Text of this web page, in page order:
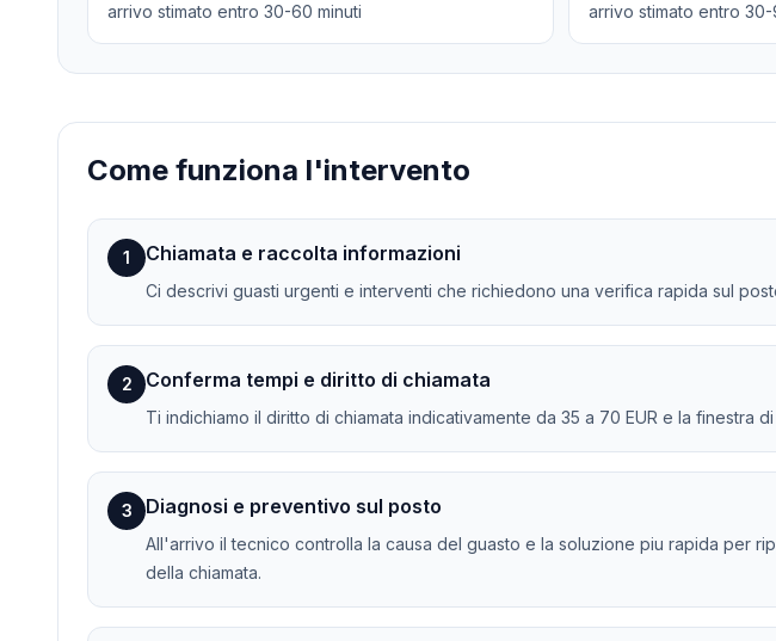
arrivo stimato entro 30-60 minuti
arrivo stimato entro 30-
Come funziona l'intervento
1 Chiamata e raccolta informazioni
Ci descrivi guasti urgenti e interventi che richiedono una verifica rapida sul
2 Conferma tempi e diritto di chiamata
Ti indichiamo il diritto di chiamata indicativamente da 35 a 70 EUR e la
3 Diagnosi e preventivo sul posto
All'arrivo il tecnico controlla la causa del guasto e la soluzione piu rapida per
della chiamata.